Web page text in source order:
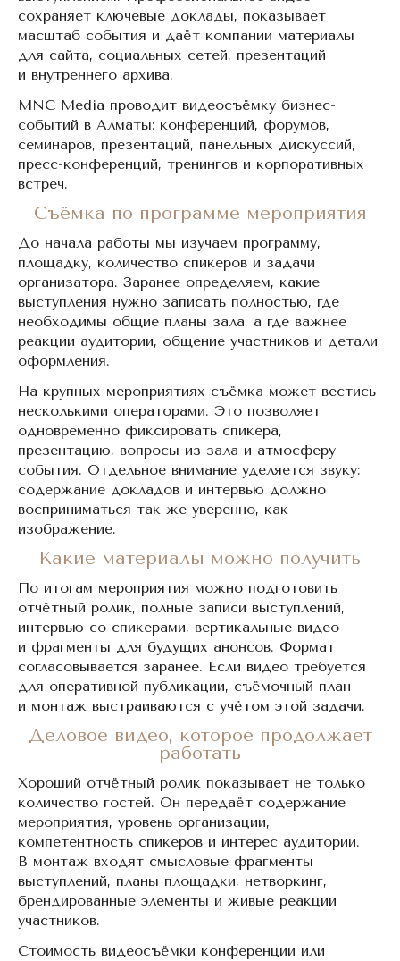
сохраняет ключевые доклады, показывает
масштаб события и даёт компании материалы
для сайта, социальных сетей, презентаций
и внутреннего архива.
MNC Media проводит видеосъёмку бизнес-
событий в Алматы: конференций, форумов,
семинаров, презентаций, панельных дискуссий,
пресс-конференций, тренингов и корпоративных
встреч.
Съёмка по программе мероприятия
До начала работы мы изучаем программу,
площадку, количество спикеров и задачи
организатора. Заранее определяем, какие
выступления нужно записать полностью, где
необходимы общие планы зала, а где важнее
реакции аудитории, общение участников и детали
оформления.
На крупных мероприятиях съёмка может вестись
несколькими операторами. Это позволяет
одновременно фиксировать спикера,
презентацию, вопросы из зала и атмосферу
события. Отдельное внимание уделяется звуку:
содержание докладов и интервью должно
восприниматься так же уверенно, как
изображение.
Какие материалы можно получить
По итогам мероприятия можно подготовить
отчётный ролик, полные записи выступлений,
интервью со спикерами, вертикальные видео
и фрагменты для будущих анонсов. Формат
согласовывается заранее. Если видео требуется
для оперативной публикации, съёмочный план
и монтаж выстраиваются с учётом этой задачи.
Деловое видео, которое продолжает
работать
Хороший отчётный ролик показывает не только
количество гостей. Он передаёт содержание
мероприятия, уровень организации,
компетентность спикеров и интерес аудитории.
В монтаж входят смысловые фрагменты
выступлений, планы площадки, нетворкинг,
брендированные элементы и живые реакции
участников.
Стоимость видеосъёмки конференции или